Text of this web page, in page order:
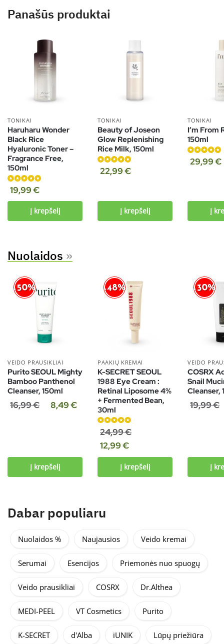
Panašūs produktai
TONIKAI
Haruharu Wonder
Black Rice
Hyaluronic Toner –
Fragrance Free,
150ml
Įvertinimas:
19,99€
Į krepšelį
TONIKAI
Beauty of Joseon
Glow Replenishing
Rice Milk, 150ml
Įvertinimas:
22,99€
Į krepšelį
TONIKAI
I’m From
150ml
Įvertinimas:
29,99€
Į
Nuolaidos »
-50%
VEIDO PRAUSIKLIAI
Purito SEOUL Mighty
Bamboo Panthenol
Cleanser, 150ml
16,99€ 8,49€
Į krepšelį
-48%
PAAKIŲ KREMAI
K-SECRET SEOUL
1988 Eye Cream :
Retinal Liposome 4%
+ Fermented Bean,
30ml
Įvertinimas:
iš 5
24,99€
12,99€
Į krepšelį
-30%
VEIDO
COSRX
Snail
Cleanser,
19,99€
Į
Dabar populiaru
Nuolaidos % Naujausios Veido kremai
Serumai Esencijos Priemonės nuo spuogų
Veido prausikliai COSRX Dr.Althea
MEDI-PEEL VT Cosmetics Purito
K-SECRET d'Alba iUNIK Lūpų priežiūra